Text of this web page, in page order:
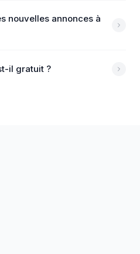
nouvelles annonces à
il gratuit ?